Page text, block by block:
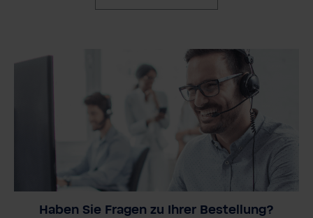
Haben Sie Fragen zu Ihrer Bestellung?